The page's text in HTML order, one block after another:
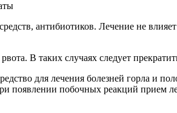
антибиотиков. Лечение не
В таких случаях следует
для лечения болезней горла и
появлении побочных реакций прием